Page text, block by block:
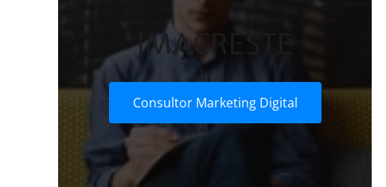
IMACRESTE
Consultor Marketing Digital